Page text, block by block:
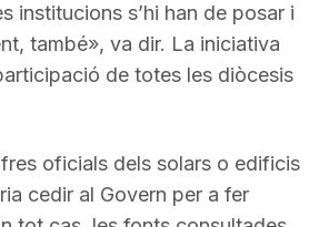
institucions s’hi han de posar i
també», va dir. La iniciativa
de totes les diòcesis
oficials dels solars o edificis
cedir al Govern per a fer